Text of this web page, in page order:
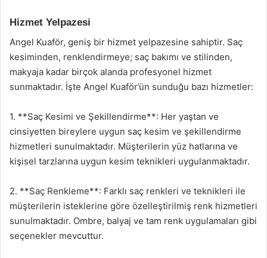
Hizmet Yelpazesi
Angel Kuaför, geniş bir hizmet yelpazesine sahiptir. Saç
kesiminden, renklendirmeye; saç bakımı ve stilinden,
makyaja kadar birçok alanda profesyonel hizmet
sunmaktadır. İşte Angel Kuaför’ün sunduğu bazı hizmetler:
1. **Saç Kesimi ve Şekillendirme**: Her yaştan ve
cinsiyetten bireylere uygun saç kesim ve şekillendirme
hizmetleri sunulmaktadır. Müşterilerin yüz hatlarına ve
kişisel tarzlarına uygun kesim teknikleri uygulanmaktadır.
2. **Saç Renkleme**: Farklı saç renkleri ve teknikleri ile
müşterilerin isteklerine göre özelleştirilmiş renk hizmetleri
sunulmaktadır. Ombre, balyaj ve tam renk uygulamaları gibi
seçenekler mevcuttur.